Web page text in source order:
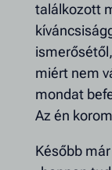
találkozott
miért nem
mondat
Az én
Később